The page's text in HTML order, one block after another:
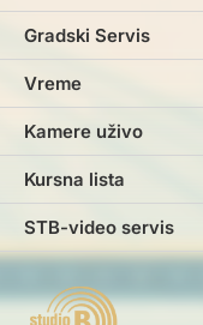
Gradski Servis
Vreme
Kamere uživo
Kursna lista
STB-video servis